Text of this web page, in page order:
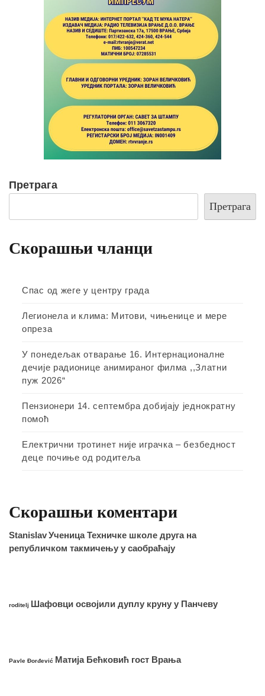
Претрага
Претрага
Скорашњи чланци
Спас од жеге у центру града
Легионела и клима: Митови, чињенице и мере
опреза
У понедељак отварање 16. Интернационалне
дечије радионице анимираног филма ,,Златни
пуж 2026“
Пензионери 14. септембра добијају једнократну
помоћ
Електрични тротинет није играчка – безбедност
деце почиње од родитеља
Скорашњи коментари
StanislavУченица Техничке школе друга на
републичком такмичењу у саобраћају
roditelj Шафовци освојили дуплу круну у Панчеву
Pavle Đorđević Матија Бећковић гост Врања